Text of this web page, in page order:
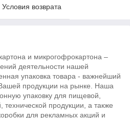
Условия возврата
и микрогофрокартона –
деятельности нашей
упаковка товара - важнейший
продукции на рынке. Наша
упаковку для пищевой,
технической продукции, а также
для рекламных акций и